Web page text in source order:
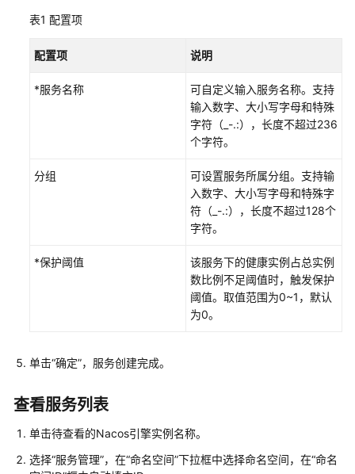
读
通
IAM
CSE
ServiceComb
引
Nacos
引
概
表1 配置项
配置项 说明
*服务名称
可自定义输入服务名称。支持
输入数字、大小写字母和特殊
字符（_-.:），长度不超过236
个字符。
分组
可设置服务所属分组。支持输
入数字、大小写字母和特殊字
符（_-.:），长度不超过128个
字符。
*保护阈值
该服务下的健康实例占总实例
数比例不足阈值时，触发保护
阈值。取值范围为0~1，默认
为0。
单击“确定”，服务创建完成。
查看服务列表
单击待查看的Nacos引擎实例名称。
选择“服务管理”，在“命名空间”下拉框中选择命名空间，在“命名